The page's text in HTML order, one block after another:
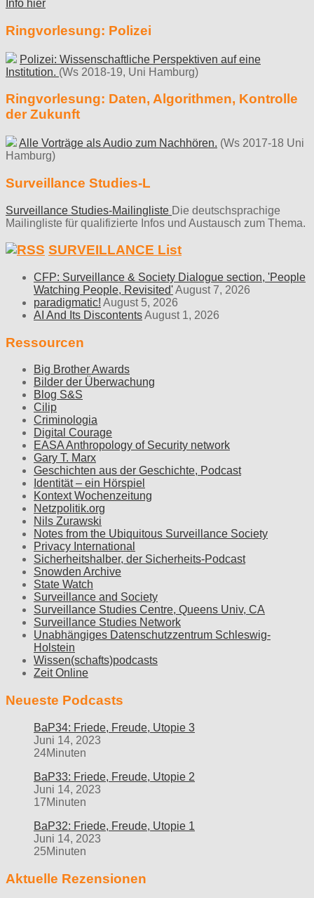
Info hier
Ringvorlesung: Polizei
Polizei: Wissenschaftliche Perspektiven auf eine
Institution. (Ws 2018-19, Uni Hamburg)
Ringvorlesung: Daten, Algorithmen, Kontrolle
der Zukunft
Alle Vorträge als Audio zum Nachhören. (Ws 2017-18 Uni
Hamburg)
Surveillance Studies-L
Surveillance Studies-Mailingliste Die deutschsprachige
Mailingliste für qualifizierte Infos und Austausch zum Thema.
SURVEILLANCE List
CFP: Surveillance & Society Dialogue section, 'People
Watching People, Revisited'August 7, 2026
paradigmatic! August 5, 2026
AI And Its DiscontentsAugust 1, 2026
Ressourcen
Big Brother Awards
Bilder der Überwachung
Blog S&S
Cilip
Criminologia
Digital Courage
EASA Anthropology of Security network
Gary T. Marx
Geschichten aus der Geschichte, Podcast
Identität – ein Hörspiel
Kontext Wochenzeitung
Netzpolitik.org
Nils Zurawski
Notes from the Ubiquitous Surveillance Society
Privacy International
Sicherheitshalber, der Sicherheits-Podcast
Snowden Archive
State Watch
Surveillance and Society
Surveillance Studies Centre, Queens Univ, CA
Surveillance Studies Network
Unabhängiges Datenschutzzentrum Schleswig-
Holstein
Wissen(schafts)podcasts
Zeit Online
Neueste Podcasts
BaP34: Friede, Freude, Utopie 3
Juni 14, 2023
24Minuten
BaP33: Friede, Freude, Utopie 2
Juni 14, 2023
17Minuten
BaP32: Friede, Freude, Utopie 1
Juni 14, 2023
25Minuten
Aktuelle Rezensionen